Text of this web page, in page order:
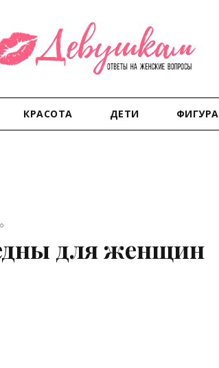
КРАСОТА ДЕТИ ФИГУРА
для женщин